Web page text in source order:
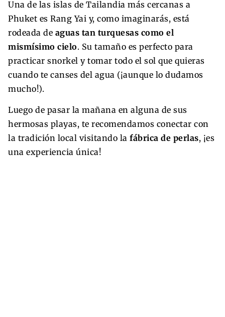
Una de las islas de Tailandia más cercanas a
Phuket es Rang Yai y, como imaginarás, está
rodeada de aguas tan turquesas como el
mismísimo cielo. Su tamaño es perfecto para
practicar snorkel y tomar todo el sol que quieras
cuando te canses del agua (¡aunque lo dudamos
mucho!).
Luego de pasar la mañana en alguna de sus
hermosas playas, te recomendamos conectar con
la tradición local visitando la fábrica de perlas, ¡es
una experiencia única!